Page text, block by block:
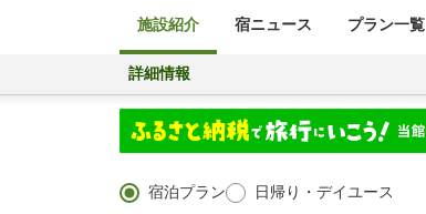
施設紹介 宿ニュース プラン一覧
詳細情報
宿泊プラン 日帰り・デイユース